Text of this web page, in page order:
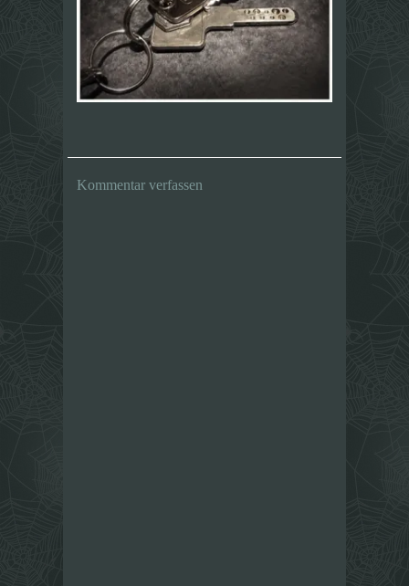
Kommentar verfassen